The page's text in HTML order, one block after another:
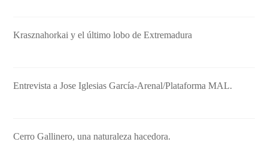
Krasznahorkai y el último lobo de Extremadura
Entrevista a Jose Iglesias García-Arenal/Plataforma MAL.
Cerro Gallinero, una naturaleza hacedora.